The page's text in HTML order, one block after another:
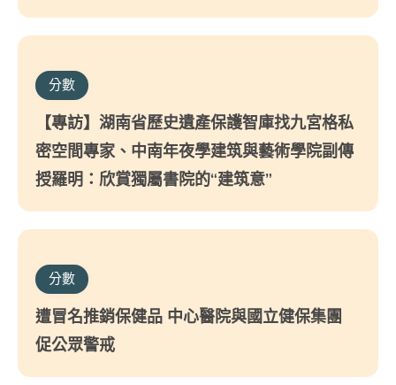
分數
【專訪】湖南省歷史遺產保護智庫找九宮格私
密空間專家、中南年夜學建筑與藝術學院副傳
授羅明：欣賞獨屬書院的“建筑意”
分數
遭冒名推銷保健品 中心醫院與國立健保集團
促公眾警戒